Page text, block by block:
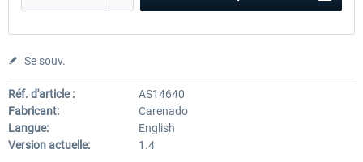
Se souv.
Réf. d'article :
AS14640
Fabricant:
Carenado
Langue:
English
Version actuelle:
1.4